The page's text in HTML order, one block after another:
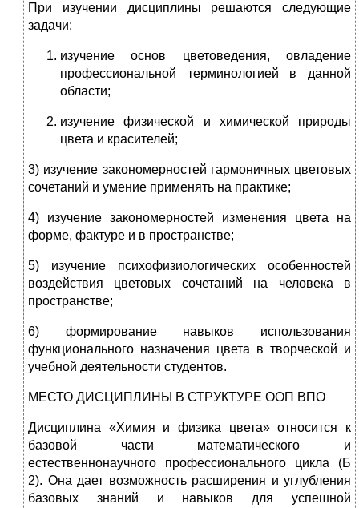
При изучении дисциплины решаются следующие
задачи:
изучение основ цветоведения, овладение
профессиональной терминологией в данной
области;
изучение физической и химической природы
цвета и красителей;
3) изучение закономерностей гармоничных цветовых
сочетаний и умение применять на практике;
4) изучение закономерностей изменения цвета на
форме, фактуре и в пространстве;
5) изучение психофизиологических особенностей
воздействия цветовых сочетаний на человека в
пространстве;
6) формирование навыков использования
функционального назначения цвета в творческой и
учебной деятельности студентов.
МЕСТО ДИСЦИПЛИНЫ В СТРУКТУРЕ ООП ВПО
Дисциплина «Химия и физика цвета» относится к
базовой части математического и
естественнонаучного профессионального цикла (Б
2). Она дает возможность расширения и углубления
базовых знаний и навыков для успешной